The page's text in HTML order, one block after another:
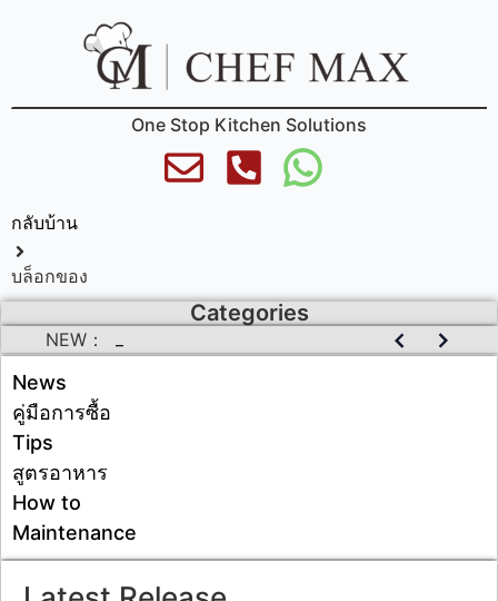
One Stop Kitchen Solutions
กลับบ้าน
บล็อกของ
Categories
NEW：
News
คู่มือการซื้อ
Tips
สูตรอาหาร
How to
Maintenance